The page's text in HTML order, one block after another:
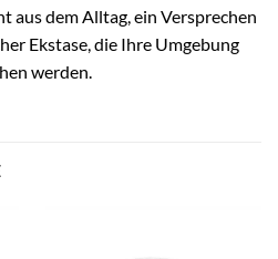
aus dem Alltag, ein Versprechen
Ekstase, die Ihre Umgebung
werden.